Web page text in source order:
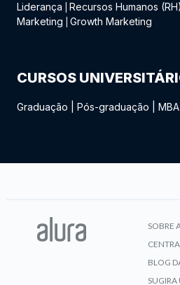
Liderança
Recursos Humanos (RH)
Marketing
Growth Marketing
CURSOS
Graduação Pós-graduação MBA
SOBRE
BLOG
SUGIRA